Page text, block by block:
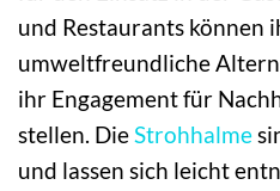
und Restaurants können
umweltfreundliche
ihr Engagement für
stellen. DieStrohhalme
und lassen sich leicht